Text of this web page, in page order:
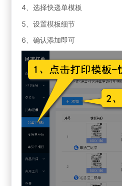
4、选择快递单模板
5、设置模板细节
6、确认添加即可